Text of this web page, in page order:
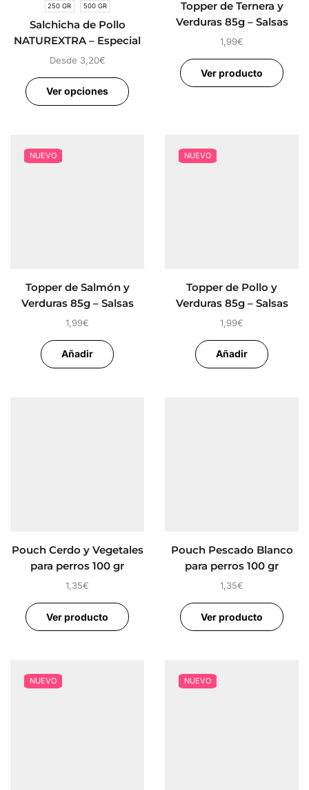
250 GR 500 GR
Salchicha de Pollo
NATUREXTRA – Especial
Articulaciones
Desde 3,20€
Ver opciones
Topper de Ternera y
Verduras 85g – Salsas
Gourmet
1,99€
Ver producto
NUEVO
Topper de Salmón y
Verduras 85g – Salsas
Gourmet
1,99€
Añadir
NUEVO
Topper de Pollo y
Verduras 85g – Salsas
Gourmet
1,99€
Añadir
Pouch Cerdo y Vegetales
para perros 100 gr
1,35€
Ver producto
Pouch Pescado Blanco
para perros 100 gr
1,35€
Ver producto
NUEVO NUEVO